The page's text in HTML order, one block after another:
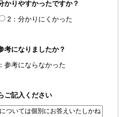
かりやすかったですか？
2：分かりにくかった
考になりましたか？
参考にならなかった
ご記入ください